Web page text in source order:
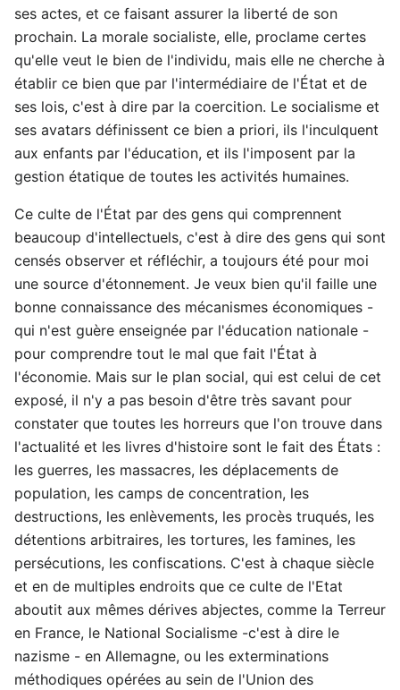
ses actes, et ce faisant assurer la liberté de son
prochain. La morale socialiste, elle, proclame certes
qu'elle veut le bien de l'individu, mais elle ne cherche à
établir ce bien que par l'intermédiaire de l'État et de
ses lois, c'est à dire par la coercition. Le socialisme et
ses avatars définissent ce bien a priori, ils l'inculquent
aux enfants par l'éducation, et ils l'imposent par la
gestion étatique de toutes les activités humaines.
Ce culte de l'État par des gens qui comprennent
beaucoup d'intellectuels, c'est à dire des gens qui sont
censés observer et réfléchir, a toujours été pour moi
une source d'étonnement. Je veux bien qu'il faille une
bonne connaissance des mécanismes économiques -
qui n'est guère enseignée par l'éducation nationale -
pour comprendre tout le mal que fait l'État à
l'économie. Mais sur le plan social, qui est celui de cet
exposé, il n'y a pas besoin d'être très savant pour
constater que toutes les horreurs que l'on trouve dans
l'actualité et les livres d'histoire sont le fait des États :
les guerres, les massacres, les déplacements de
population, les camps de concentration, les
destructions, les enlèvements, les procès truqués, les
détentions arbitraires, les tortures, les famines, les
persécutions, les confiscations. C'est à chaque siècle
et en de multiples endroits que ce culte de l'Etat
aboutit aux mêmes dérives abjectes, comme la Terreur
en France, le National Socialisme -c'est à dire le
nazisme - en Allemagne, ou les exterminations
méthodiques opérées au sein de l'Union des